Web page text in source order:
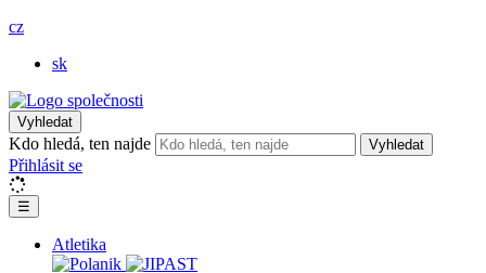
cz
sk
Vyhledat
Kdo hledá, ten najde Vyhledat
Přihlásit se
☰
Atletika